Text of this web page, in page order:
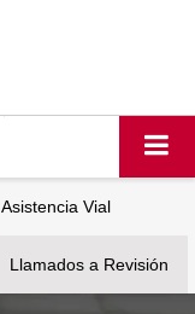
Asistencia Vial
Llamados a Revisión